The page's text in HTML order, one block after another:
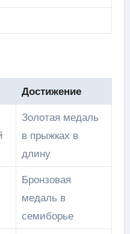
Достижение
Золотая медаль
в прыжках в
длину
Бронзовая
медаль в
семиборье